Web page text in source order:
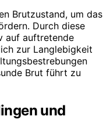
Brutzustand, um das
Durch diese
auf auftretende
zur Langlebigkeit
Brut führt zu
und